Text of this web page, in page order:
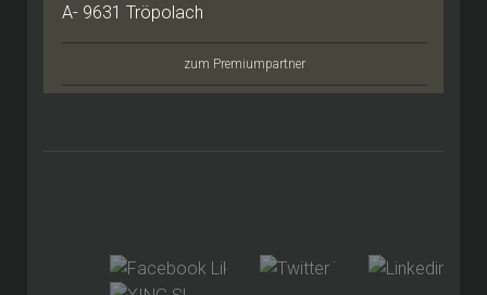
A- 9631 Tröpolach
zum Premiumpartner